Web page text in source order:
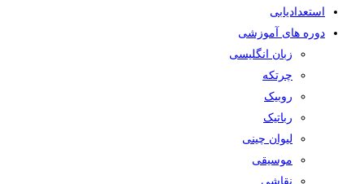
استعدادیابی
دوره های آموزشی
زبان انگلیسی
چرتکه
روبیک
رباتیک
لیوان چینی
موسیقی
نقاشی